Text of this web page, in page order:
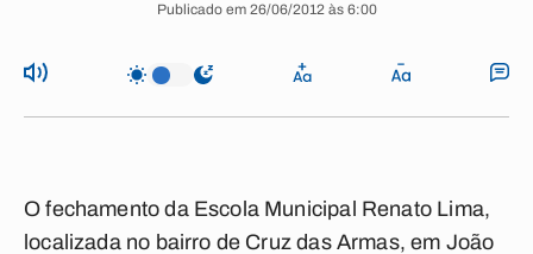
Publicado em 26/06/2012 às 6:00
O fechamento da Escola Municipal Renato Lima,
localizada no bairro de Cruz das Armas, em João